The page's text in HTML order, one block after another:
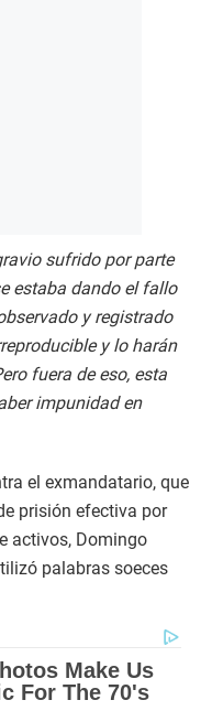
sufrido por parte
estaba dando el fallo
y registrado
y lo harán
fuera de eso, esta
impunidad en
el exmandatario, que
prisión efectiva por
activos, Domingo
palabras soeces